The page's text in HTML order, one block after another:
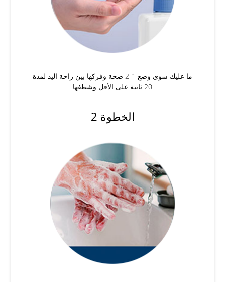
ما عليك سوى وضع 1-2 ضخة وفركها بين راحة اليد لمدة
20 ثانية على الأقل وشطفها
الخطوة 2